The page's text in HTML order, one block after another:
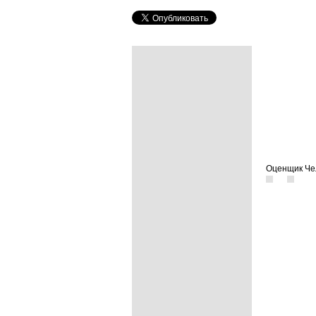
Оценщик